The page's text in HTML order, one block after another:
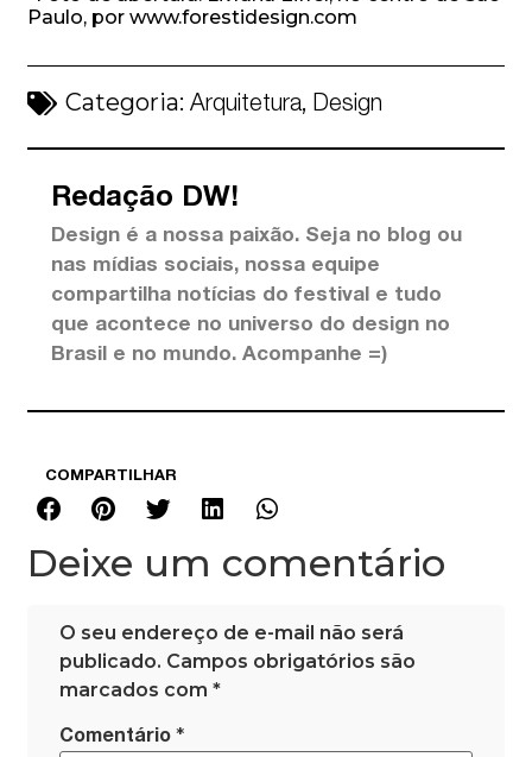
Paulo, por www.forestidesign.com
Categoria:Arquitetura, Design
Redação DW!
Design é a nossa paixão. Seja no blog ou
nas mídias sociais, nossa equipe
compartilha notícias do festival e tudo
que acontece no universo do design no
Brasil e no mundo. Acompanhe =)
COMPARTILHAR
Deixe um comentário
O seu endereço de e-mail não será
publicado. Campos obrigatórios são
marcados com*
Comentário*